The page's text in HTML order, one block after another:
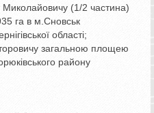
(1/2 частина)
га в м.Сновськ
області;
загальною площею
району